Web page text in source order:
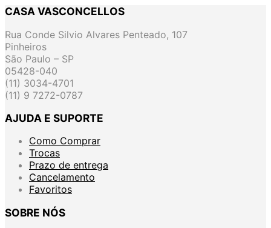
CASA VASCONCELLOS
Rua Conde Silvio Alvares Penteado, 107
Pinheiros
São Paulo – SP
05428-040
(11) 3034-4701
(11) 9 7272-0787
AJUDA E SUPORTE
Como Comprar
Trocas
Prazo de entrega
Cancelamento
Favoritos
SOBRE NÓS